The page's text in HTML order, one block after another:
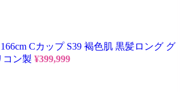
Cカップ S39 褐色肌 黒髪ロング グ
コン製 ¥399,999